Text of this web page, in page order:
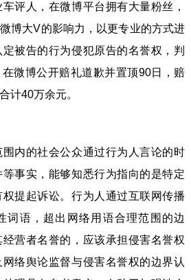
评人，在微博平台拥有大量粉丝，
博大V的影响力，以更专业的方式进
被告的行为侵犯原告的名誉权，判
微博公开赔礼道歉并置顶90日，赔
计40万余元。
的社会公众通过行为人言论的时
事实，能够知悉行为指向的是特定
提起诉讼。行为人通过互联网传播
词语，超出网络用语合理范围的边
营者名誉的，应该承担侵害名誉权
络舆论监督与侵害名誉权的边界认